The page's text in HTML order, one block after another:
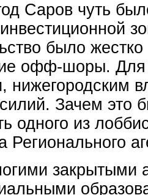
Саров чуть
было
офф-шоры. Для
нижегородским
Зачем это
одного из
Регионального
закрытыми